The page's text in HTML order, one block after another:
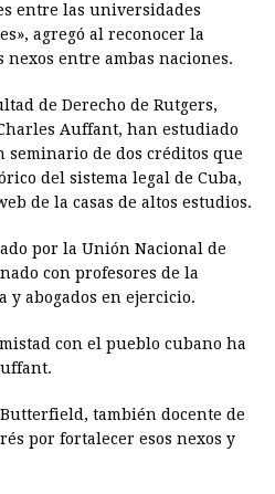
entre las universidades
agregó al reconocer la
entre ambas naciones.
de Derecho de Rutgers,
Auffant, han estudiado
seminario de dos créditos que
del sistema legal de Cuba,
de la casas de altos estudios.
por la Unión Nacional de
con profesores de la
y abogados en ejercicio.
con el pueblo cubano ha
también docente de
por fortalecer esos nexos y